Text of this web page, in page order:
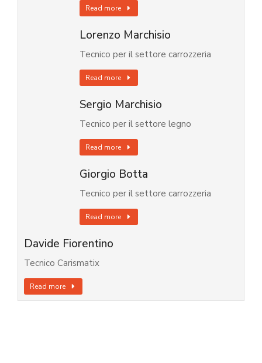
Read more
Lorenzo Marchisio
Tecnico per il settore carrozzeria
Read more
Sergio Marchisio
Tecnico per il settore legno
Read more
Giorgio Botta
Tecnico per il settore carrozzeria
Read more
Davide Fiorentino
Tecnico Carismatix
Read more